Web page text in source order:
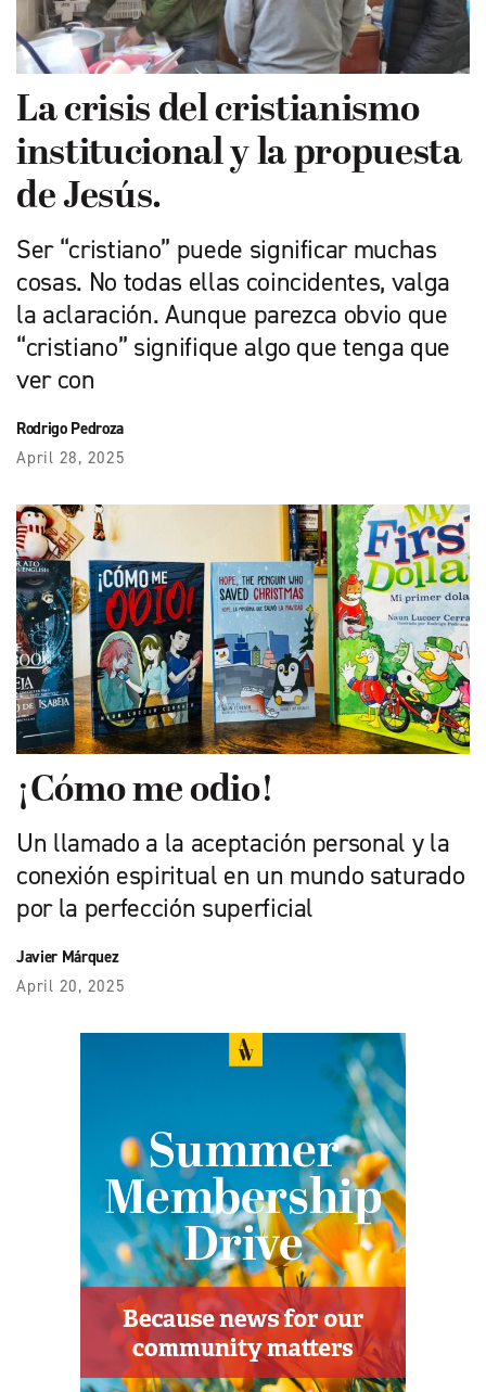
La crisis del cristianismo
institucional y la propuesta
de Jesús.
Ser “cristiano” puede significar muchas
cosas. No todas ellas coincidentes, valga
la aclaración. Aunque parezca obvio que
“cristiano” signifique algo que tenga que
ver con
Rodrigo Pedroza
April 28, 2025
¡Cómo me odio!
Un llamado a la aceptación personal y la
conexión espiritual en un mundo saturado
por la perfección superficial
Javier Márquez
April 20, 2025